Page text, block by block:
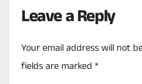
Leave a Reply
Your email address will not
fields are marked*